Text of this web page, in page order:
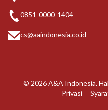
0851-0000-1404
cs@aaindonesia.co.id
© 2026 A&A Indonesia.
Privasi